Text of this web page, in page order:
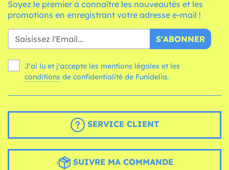
Soyez le premier à connaître les nouveautés et les
promotions en enregistrant votre adresse e-mail !
S'ABONNER
J'ai lu et j'accepte les mentions légales et les
conditions de confidentialité de Funidelia.
SERVICE CLIENT
SUIVRE MA COMMANDE